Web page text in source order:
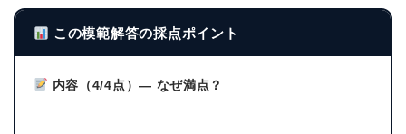
この模範解答の採点ポイント
内容（4/4点）— なぜ満点？